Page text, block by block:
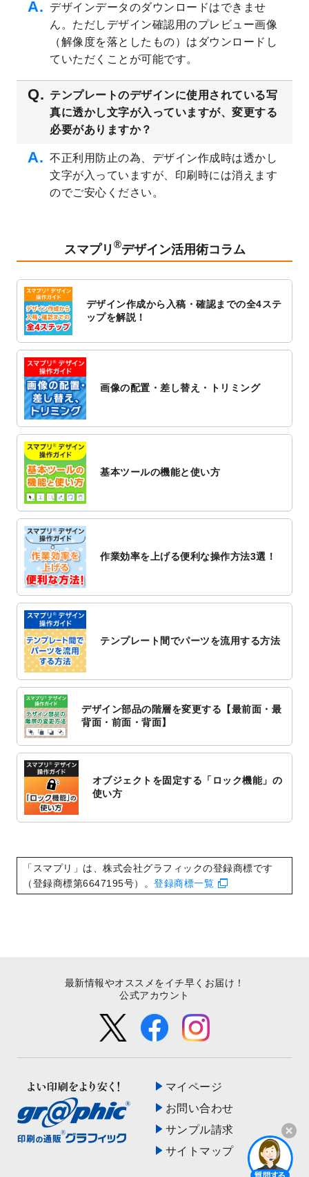
2023/4/18
セミナー・講演会のチラシデザインテンプ
レートを追加しました。
2023/4/18
スポーツジム・フィットネスクラブのチラ
シデザインテンプレート
2023/3/16
シール・ラベルのデザインテンプレートを
公開いたしました。
2023/3/13
封筒（長3、洋長3、角2）のデザインテンプ
レートを追加しました。
2023/3/13
クリアファイルのデザインテンプレート
追加しました。
2023/3/2
パワーポイント版テンプレートをダウンロ
追加しました。
2023/1/13
4月始まりのカレンダーデザインテンプレー
2023/1/5
スタンプカードのデザインテンプレート
追加しました。
2022/12/26
止のお知らせ
2022/12/16
トを公開いたしました。
2022/12/1
2022/11/25
【新商品】封筒が作成できるようになりま
2022/11/25
【新商品】クリアファイルが作成できるよ
2022/11/4
しました。
2022/10/26
レートを追加しました。
2022/10/26
追加しました。
2022/10/20
2022/10/14
年賀ポスターのデザインテンプレートを公
2022/10/6
チラシ作成からポスティング配布注文まで
2022/10/1
2023年版1月始まりのカレンダーデザイン
2022/9/21
コンサートのチラシデザインテンプレート
2022/9/5
年賀状のデザインテンプレート
2022/9/5
喪中はがきのデザインテンプレートを公開
2022/8/24
印刷用データの解像度
を引き上げまし
た！
デザインデータのダウンロードはできませ
ん。ただしデザイン確認用のプレビュー画像
（解像度を落としたもの）はダウンロードし
ていただくことが可能です。
テンプレートのデザインに使用されている写
真に透かし文字が入っていますが、変更する
必要がありますか？
不正利用防止の為、デザイン作成時は透かし
文字が入っていますが、印刷時には消えます
のでご安心ください。
スマプリ ®デザイン活用術コラム
デザイン作成から入稿・確認までの全4ステ
ップを解説！
画像の配置・差し替え・トリミング
基本ツールの機能と使い方
作業効率を上げる便利な操作方法3選！
テンプレート間でパーツを流用する方法
デザイン部品の階層を変更する【最前面・最
背面・前面・背面】
オブジェクトを固定する「ロック機能」の
使い方
「スマプリ」は、株式会社グラフィックの登録商標です
（登録商標第6647195号）。 登録商標一覧
マイページ
お問い合わせ
サンプル請求
サイトマップ
最新情報やオススメをイチ早くお届け！
公式アカウント
開く